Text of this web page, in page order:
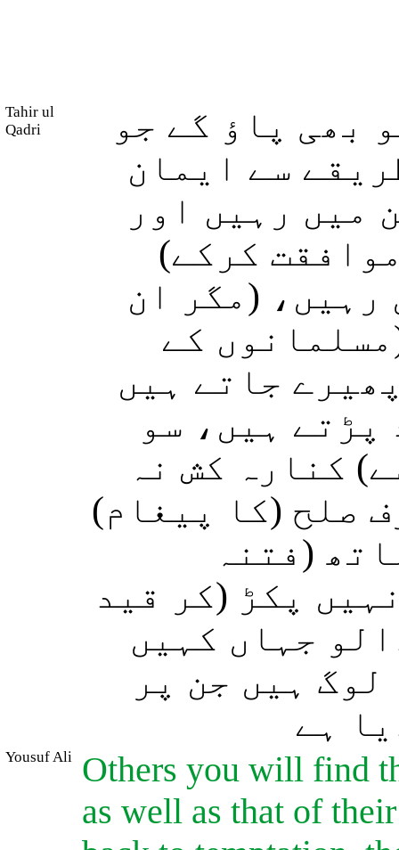
Tahir ul
Qadri
بھی پاؤ گے جو
سے ایمان
میں رہیں اور
کرکے)
رہیں، (مگر ان
کے
جاتے ہیں
پڑتے ہیں، سو
کنارہ کش نہ
صلح (کا پیغام)
(فتنہ
پکڑ (کر قید
جہاں کہیں
ہیں جن پر
ہے
Yousuf Ali
Others you will find
as well as that of